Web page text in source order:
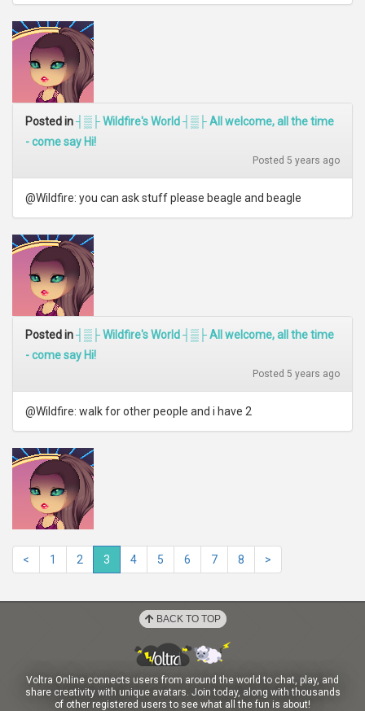
Posted in┤▒├ Wildfire's World ┤▒├ All welcome, all the time
- come say Hi!
Posted 5 years ago
@Wildfire: you can ask stuff please beagle and beagle
Posted in┤▒├ Wildfire's World ┤▒├ All welcome, all the time
- come say Hi!
Posted 5 years ago
@Wildfire: walk for other people and i have 2
< 1 2 3 4 5 6 7 8 >
BACK TO TOP
Voltra Online connects users from around the world to chat, play, and
share creativity with unique avatars. Join today, along with thousands
of other registered users to see what all the fun is about!